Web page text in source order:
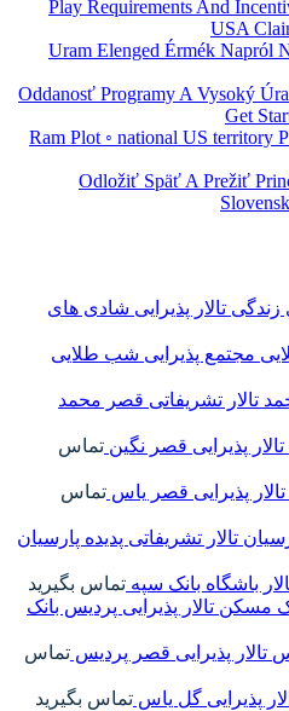
Play Requirements And
USA
Uram Elenged Érmék Napról
Oddanosť Programy A Vysoký
Get
Ram Plot ◦ national US territory
Odložiť Späť A Prežiť
تالار پذیرایی شادی های
مجتمع پذیرایی شب طلایی
تالار تشریفاتی قصر محمد
تالار پذیرایی قصر نگین تماس
تالار پذیرایی قصر یاس تماس
تالار تشریفاتی پدیده پارسیان
باشگاه بانک سپه تماس بگیرید
تالار پذیرایی پردیس بانک
تالار پذیرایی قصر پردیس تماس
پذیرایی گل یاس تماس بگیرید